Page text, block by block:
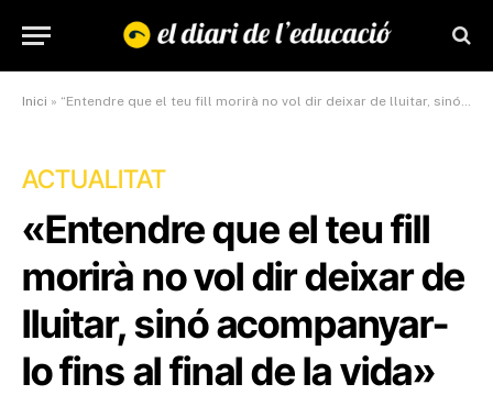
Inici » “Entendre que el teu fill morirà no vol dir deixar de lluitar, sinó acompanyar-lo fins al final de la vida”
ACTUALITAT
«Entendre que el teu fill
morirà no vol dir deixar de
lluitar, sinó acompanyar-
lo fins al final de la vida»